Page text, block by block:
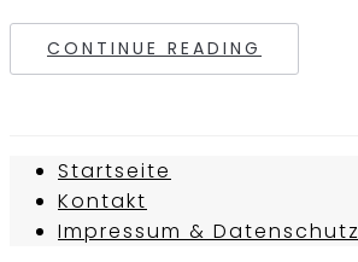
CONTINUE READING
Startseite
Kontakt
Impressum & Datenschutz